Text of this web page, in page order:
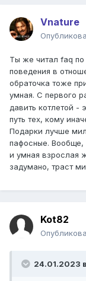
Vnature
Ты же читал faq
поведения в
обраточка тоже
умная. С первого
давить котлетой -
путь тех, кому
Подарки лучше
пафосные. Вообще,
и умная взрослая
задумано, траст
Kot82
24.01.2023